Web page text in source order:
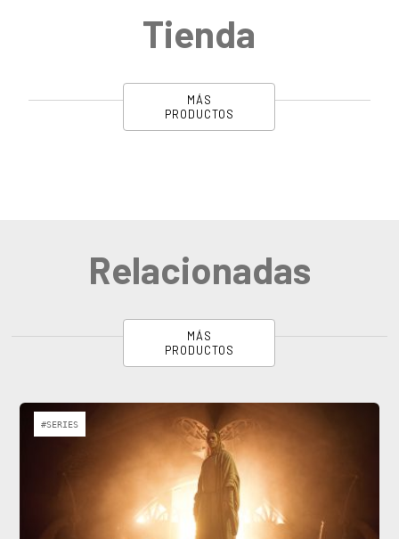
Tienda
MÁS
PRODUCTOS
Relacionadas
MÁS
PRODUCTOS
#SERIES